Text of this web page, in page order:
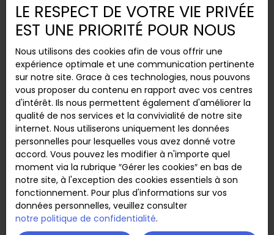
INFORMATIONS
Mentions légales
Politique de confidentialité
Plan du site
Gérer les cookies
Propulsé par
+33 6 74 31 70 65
LE RESPECT DE VOTRE VIE PRIVÉE
EST UNE PRIORITÉ POUR NOUS
Nous utilisons des cookies afin de vous offrir une
expérience optimale et une communication pertinente
sur notre site. Grace à ces technologies, nous pouvons
vous proposer du contenu en rapport avec vos centres
d'intérêt. Ils nous permettent également d'améliorer la
qualité de nos services et la convivialité de notre site
internet. Nous utiliserons uniquement les données
personnelles pour lesquelles vous avez donné votre
accord. Vous pouvez les modifier à n'importe quel
moment via la rubrique ″Gérer les cookies″ en bas de
notre site, à l'exception des cookies essentiels à son
fonctionnement. Pour plus d'informations sur vos
données personnelles, veuillez consulter
notre politique de confidentialité.